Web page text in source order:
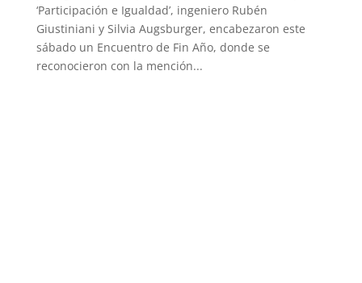
‘Participación e Igualdad’, ingeniero Rubén
Giustiniani y Silvia Augsburger, encabezaron este
sábado un Encuentro de Fin Año, donde se
reconocieron con la mención...